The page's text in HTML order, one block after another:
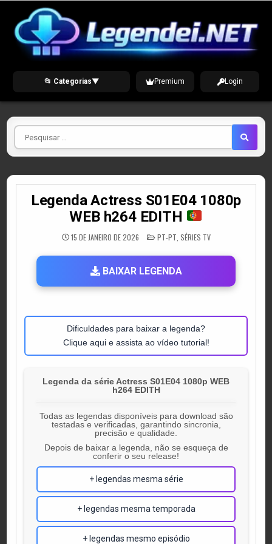
content
📂 Categorias▼ Premium Login
Pesquisar
por
Legenda Actress S01E04 1080p
WEB h264 EDITH
15 DE JANEIRO DE 2026 POSTED
IN
PT-PT SÉRIES TV
BAIXAR LEGENDA
Dificuldades para baixar a legenda?
Clique aqui e assista ao vídeo tutorial!
Legenda da série Actress S01E04 1080p WEB
h264 EDITH
Todas as legendas disponíveis para download são
testadas e verificadas, garantindo sincronia,
precisão e qualidade.
Depois de baixar a legenda, não se esqueça de
conferir o seu release!
+ legendas mesma série
+ legendas mesma temporada
+ legendas mesmo episódio